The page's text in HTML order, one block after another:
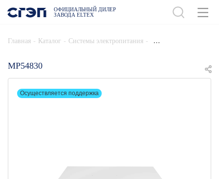
ОФИЦИАЛЬНЫЙ ДИЛЕР
ЗАВОДА ELTEX
Главная - Каталог - Системы электропитания -
MP54830
Осуществляется поддержка